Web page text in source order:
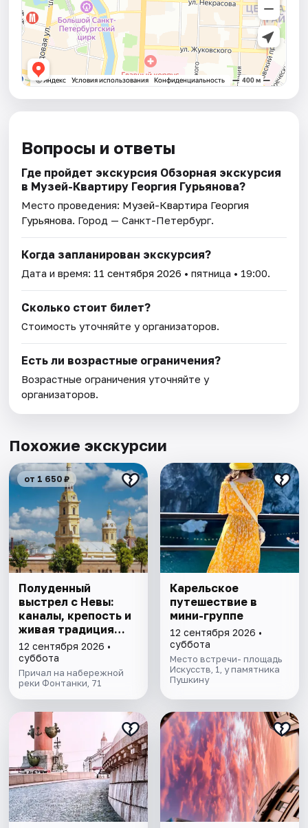
Вопросы и ответы
Где пройдет экскурсия Обзорная экскурсия
в Музей-Квартиру Георгия Гурьянова?
Место проведения: Музей-Квартира Георгия
Гурьянова. Город — Санкт-Петербург.
Когда запланирован экскурсия?
Дата и время: 11 сентября 2026 • пятница • 19:00.
Сколько стоит билет?
Стоимость уточняйте у организаторов.
Есть ли возрастные ограничения?
Возрастные ограничения уточняйте у
организаторов.
Похожие экскурсии
от 1 650 ₽
Полуденный
выстрел с Невы:
каналы, крепость и
живая традиция
Петербурга
12 сентября 2026 •
суббота
Причал на набережной
реки Фонтанки, 71
Карельское
путешествие в
мини-группе
12 сентября 2026 •
суббота
Место встречи- площадь
Искусств, 1, у памятника
Пушкину